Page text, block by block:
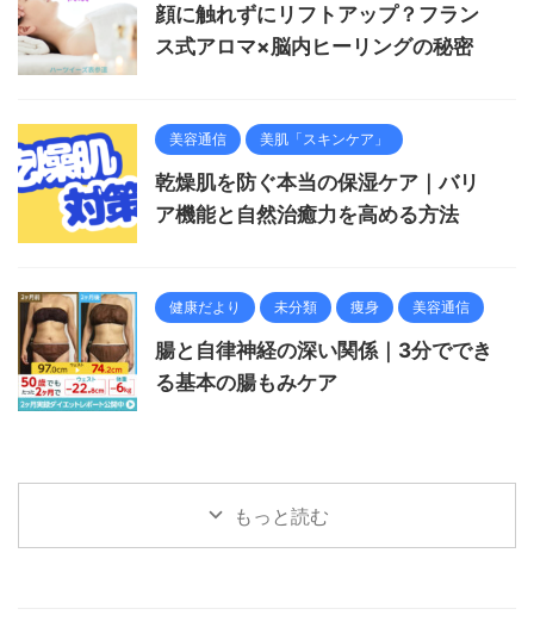
顔に触れずにリフトアップ？フラン
ス式アロマ×脳内ヒーリングの秘密
美容通信 美肌「スキンケア」
乾燥肌を防ぐ本当の保湿ケア｜バリ
ア機能と自然治癒力を高める方法
健康だより 未分類 痩身 美容通信
腸と自律神経の深い関係｜3分ででき
る基本の腸もみケア
もっと読む